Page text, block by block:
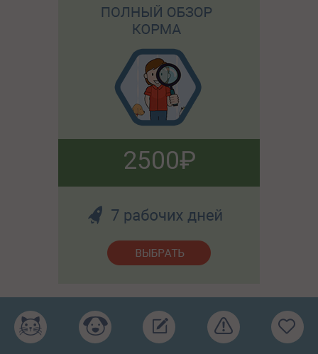
2500
Разберём вашу ситуацию и поможем решить вопросы
по кормлению.